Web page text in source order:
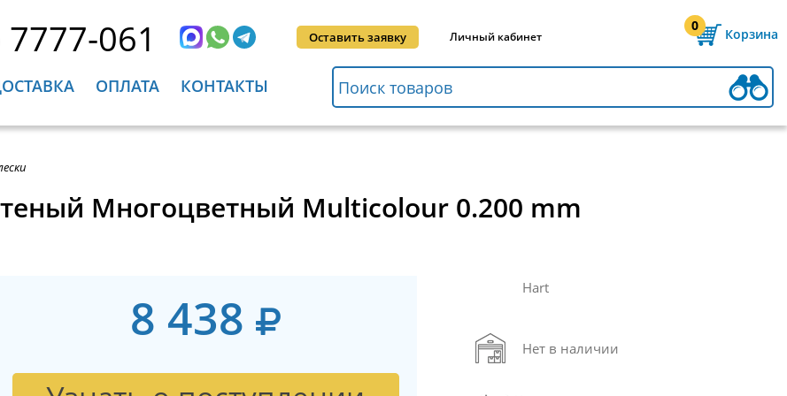
061 Оставить заявку Личный кабинет
0
Корзина
ОПЛАТА КОНТАКТЫ
Многоцветный Multicolour 0.200 mm
8 438
Hart
Нет в наличии